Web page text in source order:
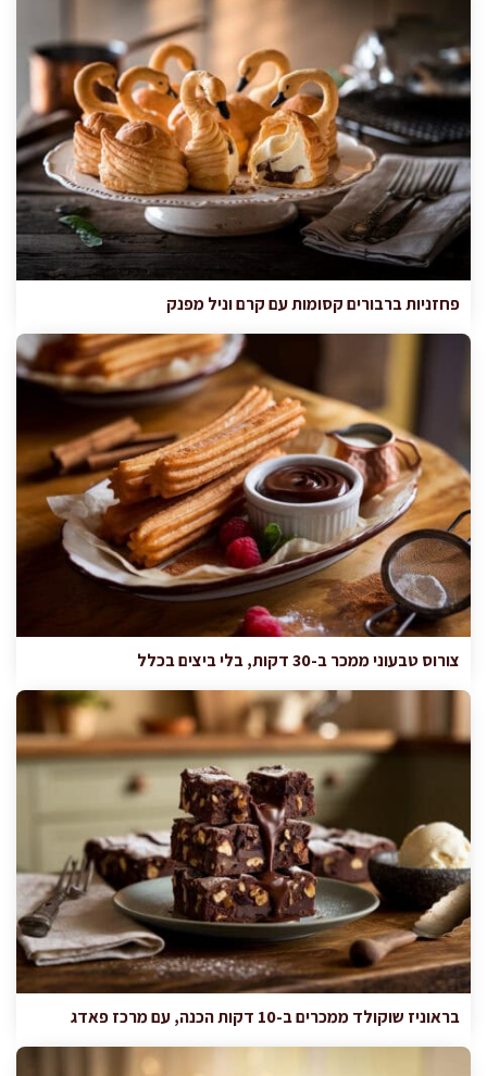
פחזניות ברבורים קסומות עם קרם וניל מפנק
צורוס טבעוני ממכר ב-30 דקות, בלי ביצים בכלל
בראוניז שוקולד ממכרים ב-10 דקות הכנה, עם מרכז פאדג